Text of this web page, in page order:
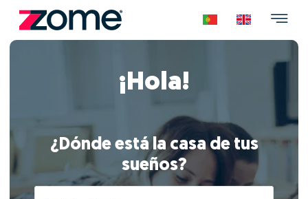
¡Hola!
¿Dónde está la casa de tus
sueños?